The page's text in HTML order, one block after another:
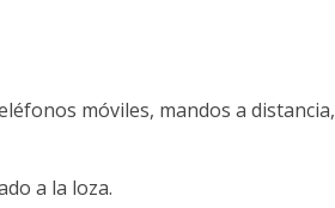
móviles, mandos a distancia,
a la loza.